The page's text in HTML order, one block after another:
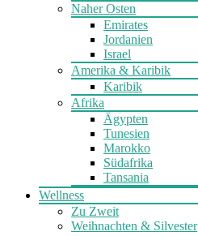
Naher Osten
Emirates
Jordanien
Israel
Amerika & Karibik
Karibik
Afrika
Ägypten
Tunesien
Marokko
Südafrika
Tansania
Wellness
Zu Zweit
Weihnachten & Silvester